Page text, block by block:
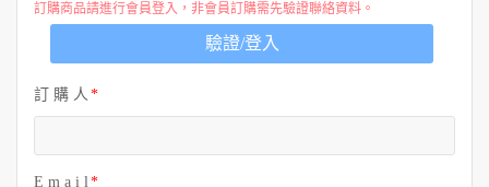
訂購商品請進行會員登入，非會員訂購需先驗證聯絡資料。
驗證/登入
訂 購 人
E m a i l